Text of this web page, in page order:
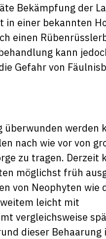
Bekämpfung der
in einer bekannten
einen
kann
Gefahr von
werden
nach wie vor von
zu tragen. Derzeit
möglichst früh
von Neophyten wie
leicht mit
vergleichsweise
dieser Behaarung